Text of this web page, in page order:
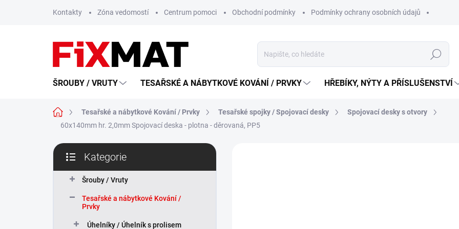
Kontakty Zóna vedomostí Centrum pomoci Obchodní podmínky Podmínky ochrany osobních údajů
Hledat
ŠROUBY / VRUTY TESAŘSKÉ A NÁBYTKOVÉ KOVÁNÍ / PRVKY HŘEBÍKY, NÝTY A PŘÍSLUŠENSTVÍ
Domů Tesařské a nábytkové Kování / Prvky Tesařské spojky / Spojovací desky
Spojovací desky s otvory
60x140mm hr. 2,0mm Spojovací deska - plotna - děrovaná, PP5
P
s
kategorie
Kategorie
Šrouby / Vruty
Tesařské a nábytkové Kování /
Prvky
Úhelníky / Úhelník s prolisem